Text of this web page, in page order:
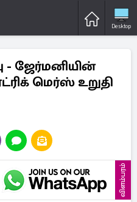
Desktop
- ஜேர்மனியின்
மெர்ஸ் உறுதி
விளம்பரம்